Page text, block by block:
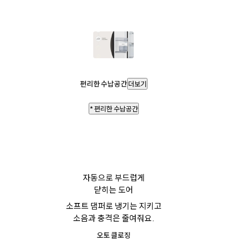
편리한 수납공간 더보기
* 편리한 수납공간
자동으로 부드럽게
닫히는 도어
소프트 댐퍼로 냉기는 지키고
소음과 충격은 줄여줘요.
오토 클로징